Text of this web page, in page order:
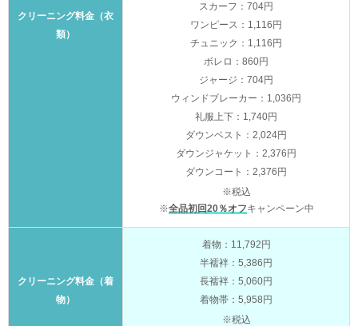
クリーニング料金（衣
類）
スカーフ：704円
ワンピース：1,116円
チュニック：1,116円
ボレロ：860円
ジャージ：704円
ウィンドブレーカー：1,036円
礼服上下：1,740円
ダウンベスト：2,024円
ダウンジャケット：2,376円
ダウンコート：2,376円
※税込
※全品初回20％オフキャンペーン中
クリーニング料金（着
物）
着物：11,792円
半襦袢：5,386円
長襦袢：5,060円
着物帯：5,958円
※税込